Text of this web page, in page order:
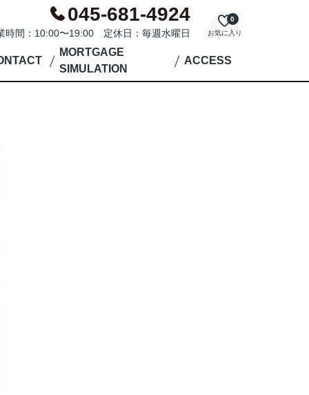
045-681-4924
時間：10:00〜19:00 定休日：毎週水曜日 お気に入り
0
MORTGAGE
SIMULATION
ACCESS